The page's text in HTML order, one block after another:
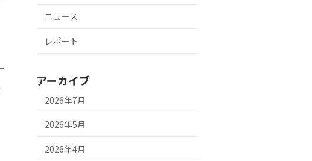
ニュース
レポート
アーカイブ
2026年7月
2026年5月
2026年4月